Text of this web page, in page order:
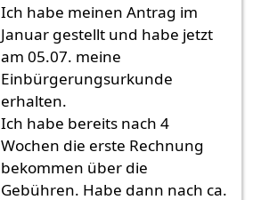
Ich habe meinen Antrag im
Januar gestellt und habe jetzt
am 05.07. meine
Einbürgerungsurkunde
erhalten.
Ich habe bereits nach 4
Wochen die erste Rechnung
bekommen über die
Gebühren. Habe dann nach ca.